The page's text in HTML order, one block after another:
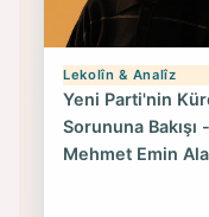
Lekolîn & Analîz
Yeni Parti'nin
Sorununa Bakışı -
Mehmet Emin